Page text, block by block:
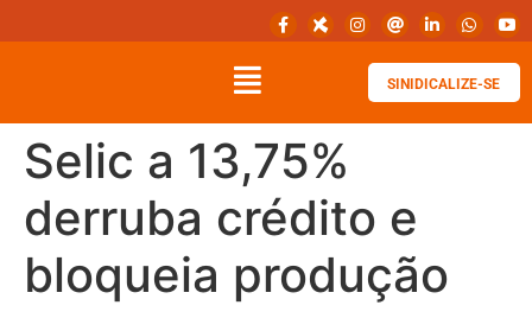
SINIDICALIZE-SE
Selic a 13,75%
derruba crédito e
bloqueia produção